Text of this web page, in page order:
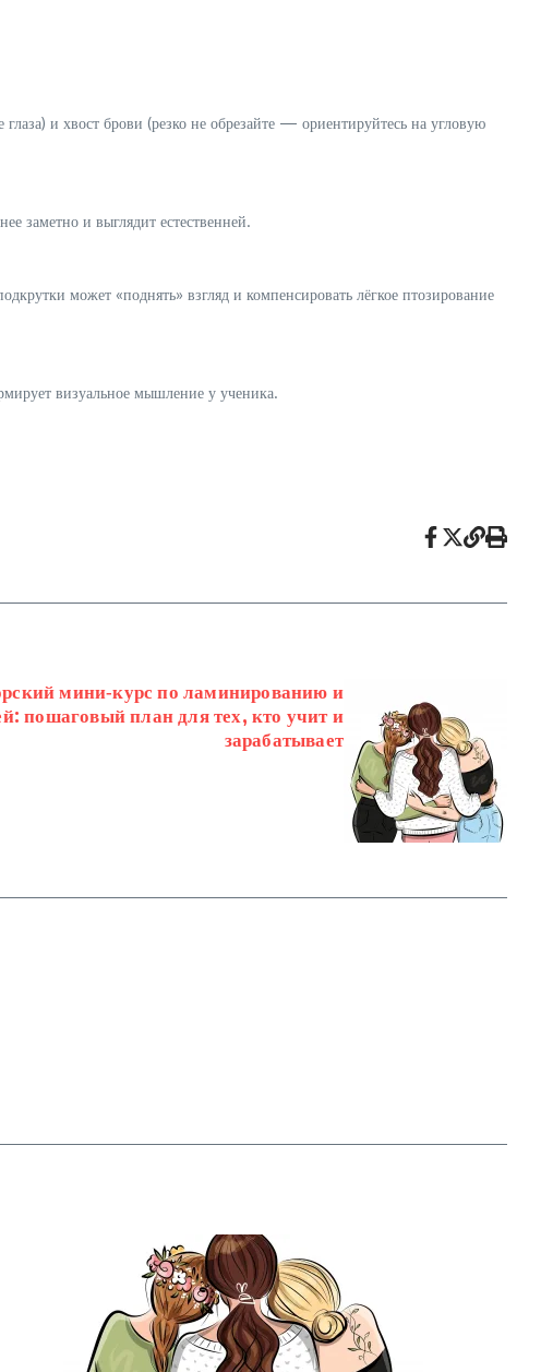
и хвост брови (резко не обрезайте — ориентируйтесь на угловую
заметно и выглядит естественней.
может «поднять» взгляд и компенсировать лёгкое птозирование
визуальное мышление у ученика.
мини‑курс по ламинированию и
пошаговый план для тех, кто учит и
зарабатывает